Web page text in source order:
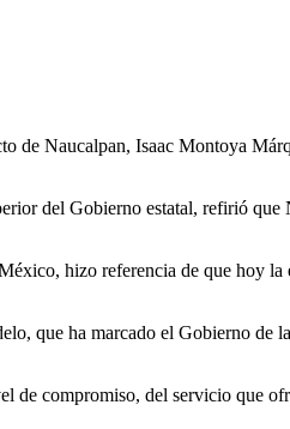
de Naucalpan, Isaac Montoya
del Gobierno estatal, refirió que
hizo referencia de que hoy la
que ha marcado el Gobierno de
de compromiso, del servicio que